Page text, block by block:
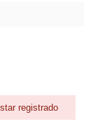
registrado